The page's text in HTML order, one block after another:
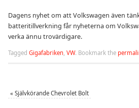
Dagens nyhet om att Volkswagen även
batteritillverkning får nyheterna om
verka ännu trovärdigare.
Tagged Gigafabriken, VW. Bookmark the
« Självkörande Chevrolet Bolt